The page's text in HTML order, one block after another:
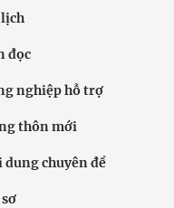
đọc
nghiệp hỗ trợ
thôn mới
dung chuyên đề